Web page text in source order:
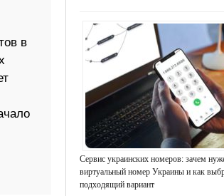
в
Сервис украинских номеров: зачем
виртуальный номер Украины и как
подходящий вариант